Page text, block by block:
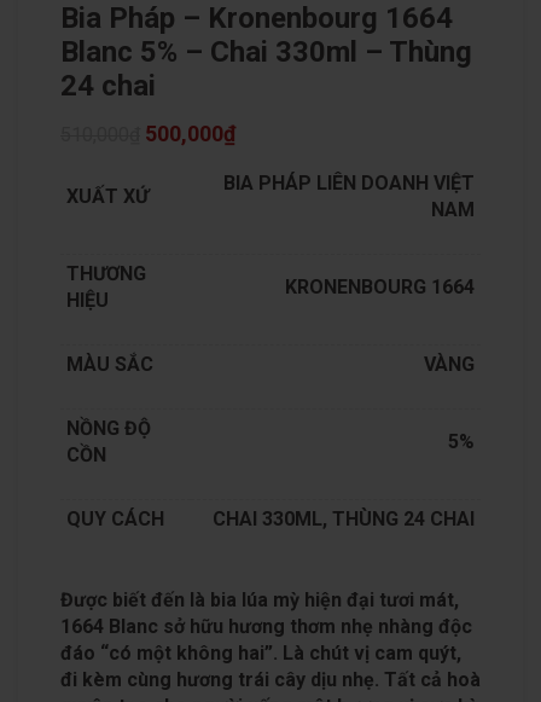
Bia Pháp – Kronenbourg 1664
Blanc 5% – Chai 330ml – Thùng
24 chai
500,000₫
XUẤT XỨ
BIA PHÁP LIÊN DOANH VIỆT
NAM
THƯƠNG
HIỆU
KRONENBOURG 1664
MÀU SẮC VÀNG
NỒNG ĐỘ
CỒN
5%
QUY CÁCH CHAI 330ML, THÙNG 24 CHAI
Được biết đến là bia lúa mỳ hiện đại tươi mát,
1664 Blanc sở hữu hương thơm nhẹ nhàng độc
đáo “có một không hai”. Là chút vị cam quýt,
đi kèm cùng hương trái cây dịu nhẹ. Tất cả hoà